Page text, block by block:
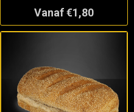
Vanaf €1,80